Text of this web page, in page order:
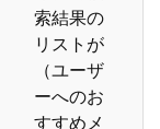
索結果の
リストが
（ユーザ
ーへのお
すすめメ